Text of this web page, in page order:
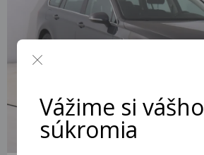
Vážime si vášho
súkromia